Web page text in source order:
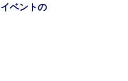
イベントの